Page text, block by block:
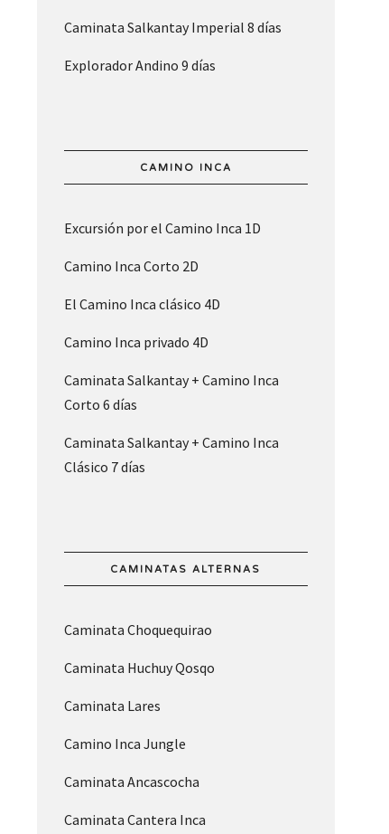
Caminata Salkantay Imperial 8 días
Explorador Andino 9 días
CAMINO INCA
Excursión por el Camino Inca 1D
Camino Inca Corto 2D
El Camino Inca clásico 4D
Camino Inca privado 4D
Caminata Salkantay + Camino Inca
Corto 6 días
Caminata Salkantay + Camino Inca
Clásico 7 días
CAMINATAS ALTERNAS
Caminata Choquequirao
Caminata Huchuy Qosqo
Caminata Lares
Camino Inca Jungle
Caminata Ancascocha
Caminata Cantera Inca